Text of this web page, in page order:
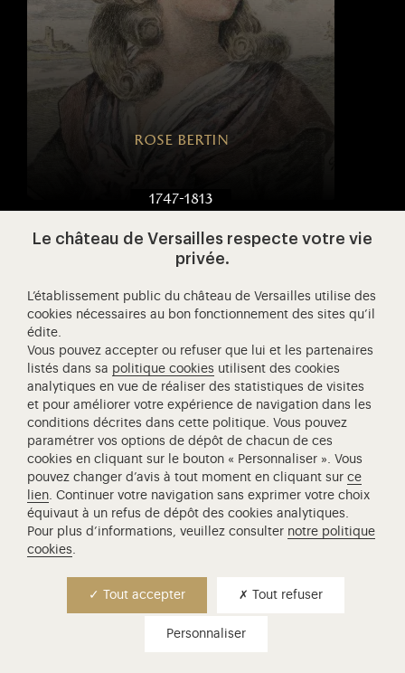
rose bertin
1747-1813
madame élisabeth
Le château de Versailles respecte votre vie
privée.
L’établissement public du château de Versailles utilise des
cookies nécessaires au bon fonctionnement des sites qu’il
édite.
Vous pouvez accepter ou refuser que lui et les partenaires
listés dans sa politique cookies utilisent des cookies
analytiques en vue de réaliser des statistiques de visites
et pour améliorer votre expérience de navigation dans les
conditions décrites dans cette politique. Vous pouvez
paramétrer vos options de dépôt de chacun de ces
cookies en cliquant sur le bouton « Personnaliser ». Vous
pouvez changer d’avis à tout moment en cliquant surce
lien. Continuer votre navigation sans exprimer votre choix
équivaut à un refus de dépôt des cookies analytiques.
Pour plus d’informations, veuillez consulter notre politique
cookies.
Tout accepter Tout refuser
Personnaliser